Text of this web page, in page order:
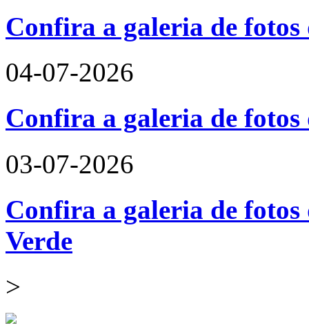
Confira a galeria de
04-07-2026
Confira a galeria de
03-07-2026
Confira a galeria de
Verde
>